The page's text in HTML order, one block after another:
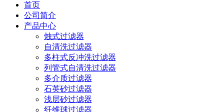
首页
公司简介
产品中心
烛式过滤器
自清洗过滤器
多柱式反冲洗过滤器
列管式自清洗过滤器
多介质过滤器
石英砂过滤器
浅层砂过滤器
纤维球过滤器